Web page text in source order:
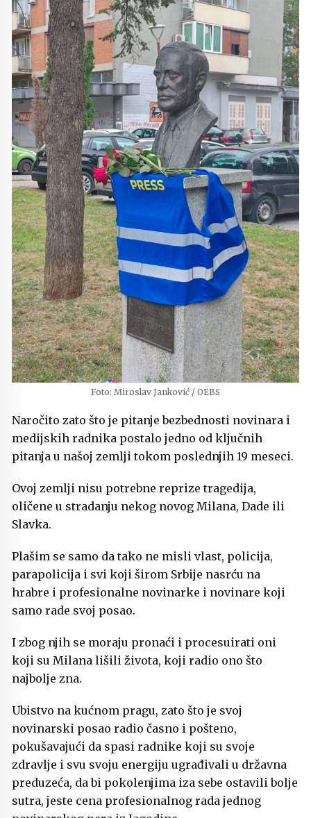
Foto: Miroslav Janković / OEBS
Naročito zato što je pitanje bezbednosti novinara i
medijskih radnika postalo jedno od ključnih
pitanja u našoj zemlji tokom poslednjih 19 meseci.
Ovoj zemlji nisu potrebne reprize tragedija,
oličene u stradanju nekog novog Milana, Dade ili
Slavka.
Plašim se samo da tako ne misli vlast, policija,
parapolicija i svi koji širom Srbije nasrću na
hrabre i profesionalne novinarke i novinare koji
samo rade svoj posao.
I zbog njih se moraju pronaći i procesuirati oni
koji su Milana lišili života, koji radio ono što
najbolje zna.
Ubistvo na kućnom pragu, zato što je svoj
novinarski posao radio časno i pošteno,
pokušavajući da spasi radnike koji su svoje
zdravlje i svu svoju energiju ugrađivali u državna
preduzeća, da bi pokolenjima iza sebe ostavili bolje
sutra, jeste cena profesionalnog rada jednog